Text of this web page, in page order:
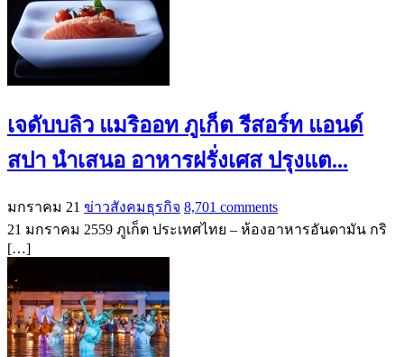
เจดับบลิว แมริออท ภูเก็ต รีสอร์ท แอนด์
สปา นำเสนอ อาหารฝรั่งเศส ปรุงแต...
มกราคม 21 ข่าวสังคมธุรกิจ 8,701 comments
21 มกราคม 2559 ภูเก็ต ประเทศไทย – ห้องอาหารอันดามัน กริ
[…]